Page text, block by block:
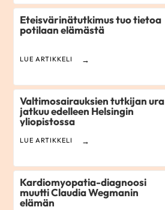
Eteisvärinätutkimus tuo tietoa
potilaan elämästä
LUE ARTIKKELI
Valtimosairauksien tutkijan ura
jatkuu edelleen Helsingin
yliopistossa
LUE ARTIKKELI
Kardiomyopatia-diagnoosi
muutti Claudia Wegmanin
elämän